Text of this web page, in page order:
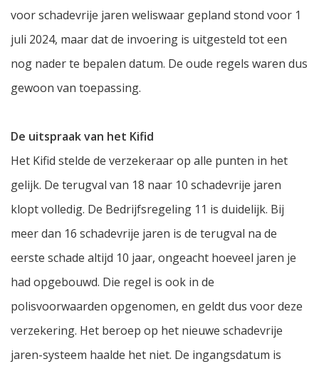
voor schadevrije jaren weliswaar gepland stond voor 1
juli 2024, maar dat de invoering is uitgesteld tot een
nog nader te bepalen datum. De oude regels waren dus
gewoon van toepassing.
De uitspraak van het Kifid
Het Kifid stelde de verzekeraar op alle punten in het
gelijk. De terugval van 18 naar 10 schadevrije jaren
klopt volledig. De Bedrijfsregeling 11 is duidelijk. Bij
meer dan 16 schadevrije jaren is de terugval na de
eerste schade altijd 10 jaar, ongeacht hoeveel jaren je
had opgebouwd. Die regel is ook in de
polisvoorwaarden opgenomen, en geldt dus voor deze
verzekering. Het beroep op het nieuwe schadevrije
jaren-systeem haalde het niet. De ingangsdatum is